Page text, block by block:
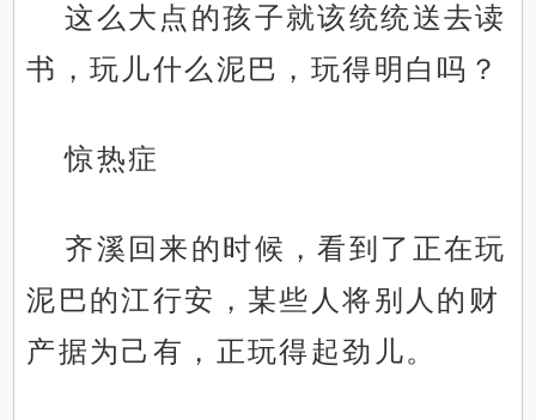
这么大点的孩子就该统统送去读
书，玩儿什么泥巴，玩得明白吗？
惊热症
齐溪回来的时候，看到了正在玩
泥巴的江行安，某些人将别人的财
产据为己有，正玩得起劲儿。